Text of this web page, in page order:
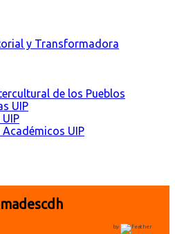
y Transformadora
de los Pueblos
UIP
Académicos UIP
by